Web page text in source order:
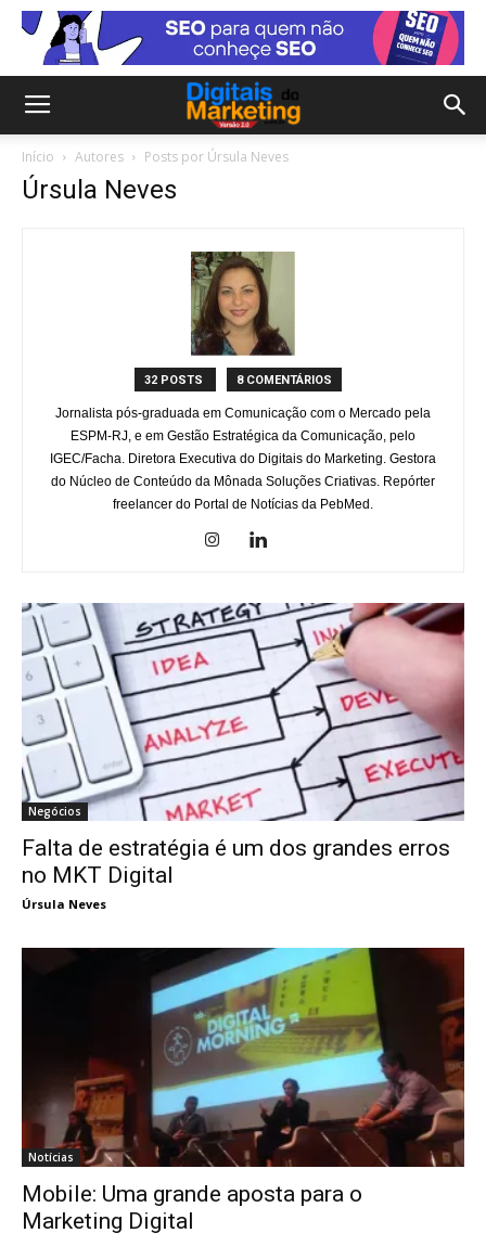
Início Autores Posts por Úrsula Neves
Úrsula Neves
32 POSTS 8 COMENTÁRIOS
Jornalista pós-graduada em Comunicação com o Mercado pela
ESPM-RJ, e em Gestão Estratégica da Comunicação, pelo
IGEC/Facha. Diretora Executiva do Digitais do Marketing. Gestora
do Núcleo de Conteúdo da Mônada Soluções Criativas. Repórter
freelancer do Portal de Notícias da PebMed.
Negócios
Falta de estratégia é um dos grandes erros
no MKT Digital
Úrsula Neves
Notícias
Mobile: Uma grande aposta para o
Marketing Digital